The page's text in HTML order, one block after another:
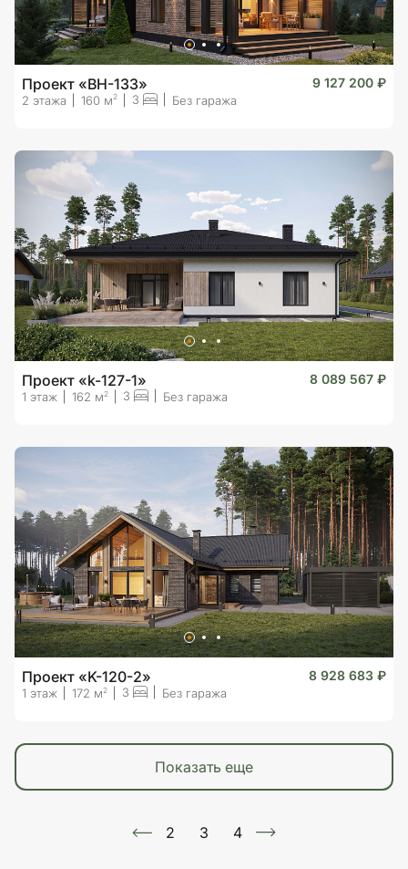
Проект «BH-133» 9 127 200 ₽
2 этажа 160 м2 3 Без гаража
Проект «k-127-1» 8 089 567 ₽
1 этаж 162 м 2 3 Без гаража
Проект «K-120-2» 8 928 683 ₽
1 этаж 172 м2 3 Без гаража
показать еще
2 3 4